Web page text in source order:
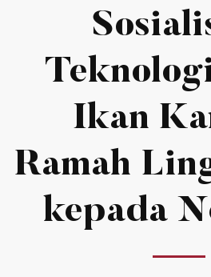
Ikan
Ramah
kepada